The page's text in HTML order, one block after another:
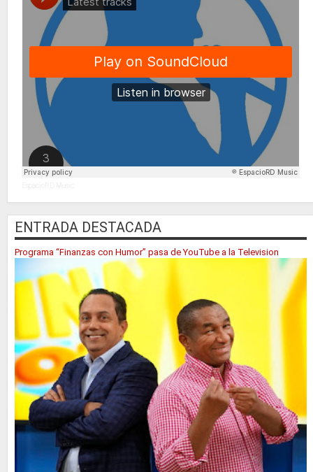
ENTRADA DESTACADA
Programa “Finanzas con Humor” pasa de YouTube a la Television